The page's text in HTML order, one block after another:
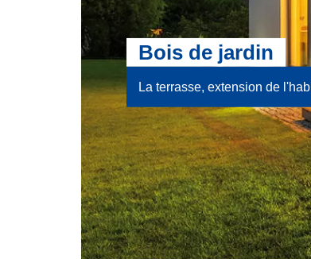
Bois de jardin
La terrasse, extension de